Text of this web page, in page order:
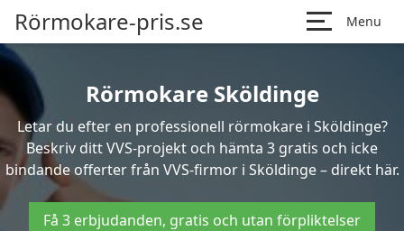
Rörmokare-pris.se Menu
Rörmokare Sköldinge
Letar du efter en professionell rörmokare i Sköldinge?
Beskriv ditt VVS-projekt och hämta 3 gratis och icke
bindande offerter från VVS-firmor i Sköldinge – direkt här.
Få 3 erbjudanden, gratis och utan förpliktelser